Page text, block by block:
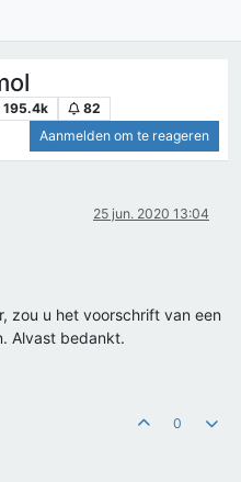
195.4k
82
Aanmelden om te reageren
25 jun. 2020 13:04
zou u het voorschrift van een
Alvast bedankt.
0